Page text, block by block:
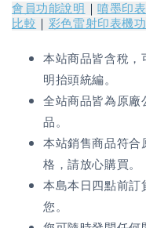
會員功能說明 ｜噴墨印
比較 ｜ 彩色雷射印表機
本站商品皆含稅，
明抬頭統編。
全站商品皆為原廠
品。
本站銷售商品符合
格，請放心購買。
本島本日四點前訂
您。